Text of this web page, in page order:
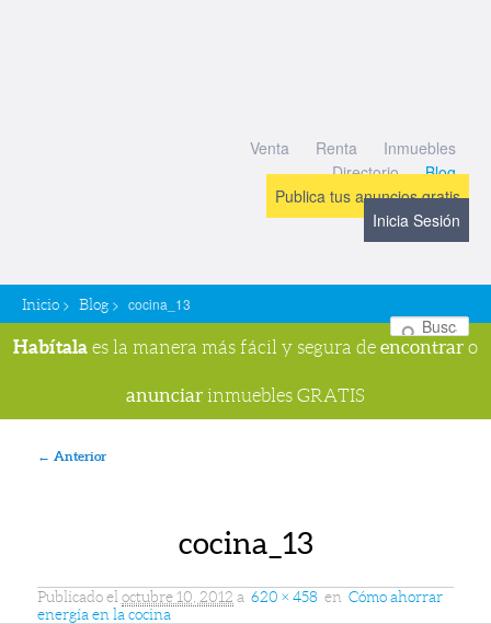
Venta Renta
Inmuebles
Directorio
Blog
Publica tus anuncios gratis
Inicia Sesión
Inicio > Blog > cocina_13
Habítala es la manera más fácil y segura de encontrar o
anunciar inmuebles GRATIS
Navegador de imágenes
← Anterior
cocina_13
Publicado el octubre 10, 2012 a 620 × 458 en Cómo ahorrar
energía en la cocina